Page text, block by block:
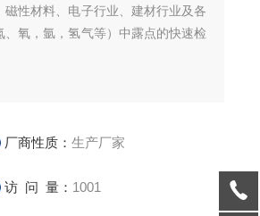
性材料、电子行业、建材行业及各
氧，氩，氢气等）中露点的快速检
厂商性质：生产厂家
访 问 量： 1001